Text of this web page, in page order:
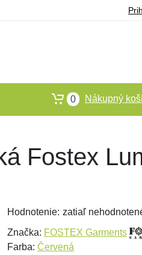
0 Nákupný
Fostex
Hodnotenie: zatiaľ
Značka: FOSTEX Garments
Farba: Červená